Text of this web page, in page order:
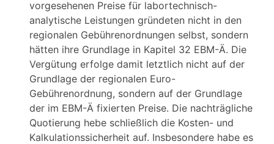
vorgesehenen Preise für labortechnisch-
analytische Leistungen gründeten nicht in den
regionalen Gebührenordnungen selbst, sondern
hätten ihre Grundlage in Kapitel 32 EBM-Ä. Die
Vergütung erfolge damit letztlich nicht auf der
Grundlage der regionalen Euro-
Gebührenordnung, sondern auf der Grundlage
der im EBM-Ä fixierten Preise. Die nachträgliche
Quotierung hebe schließlich die Kosten- und
Kalkulationssicherheit auf. Insbesondere habe es